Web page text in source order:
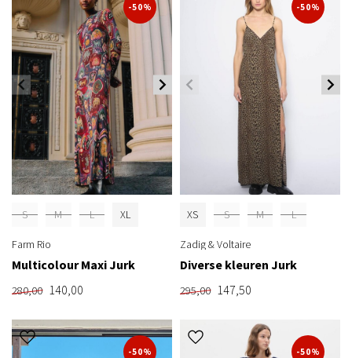
-50%
S M L XL
Farm Rio
Multicolour Maxi Jurk
280,00 140,00
-50%
XS S M L
Zadig & Voltaire
Diverse kleuren Jurk
295,00 147,50
-50% -50%